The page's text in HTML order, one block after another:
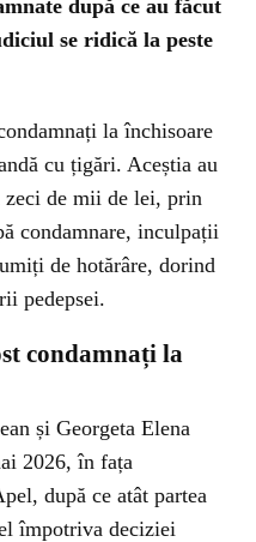
după ce au făcut
se ridică la peste
la închisoare
cu țigări. Aceștia au
zeci de mii de lei, prin
condamnare, inculpații
de hotărâre, dorind
pedepsei.
condamnați la
și Georgeta Elena
2026, în fața
după ce atât partea
împotriva deciziei